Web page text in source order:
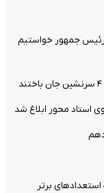
رئیس جمهور خواستیم
استاد محور ابلاغ شد
برتر